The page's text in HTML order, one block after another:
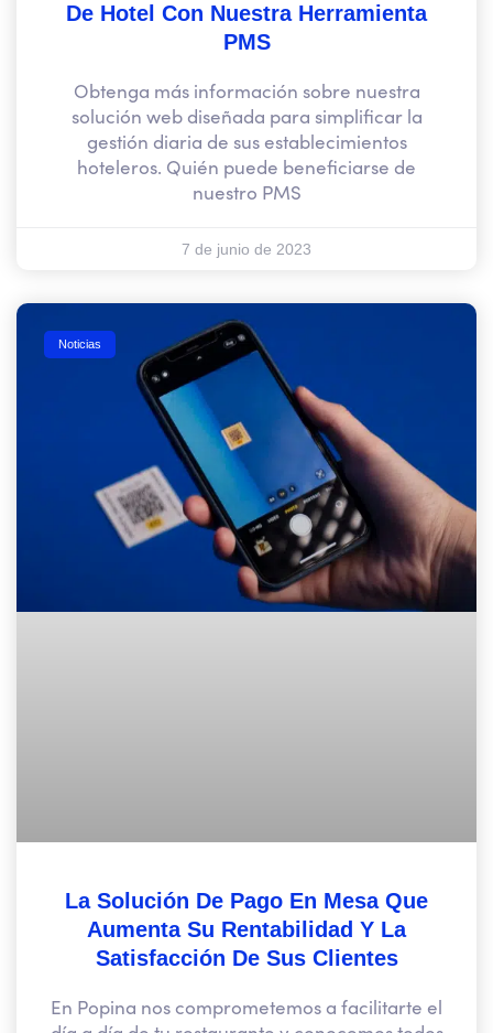
De Hotel Con Nuestra Herramienta
PMS
Obtenga más información sobre nuestra
solución web diseñada para simplificar la
gestión diaria de sus establecimientos
hoteleros. Quién puede beneficiarse de
nuestro PMS
7 de junio de 2023
Noticias
La Solución De Pago En Mesa Que
Aumenta Su Rentabilidad Y La
Satisfacción De Sus Clientes
En Popina nos comprometemos a facilitarte el